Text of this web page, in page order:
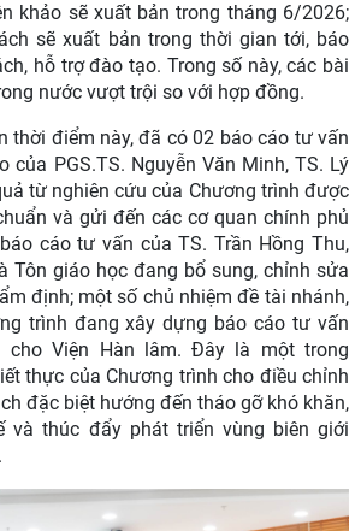
khảo sẽ xuất bản trong tháng 6/2026;
sẽ xuất bản trong thời gian tới, báo
hỗ trợ đào tạo. Trong số này, các bài
nước vượt trội so với hợp đồng.
thời điểm này, đã có 02 báo cáo tư vấn
của PGS.TS. Nguyễn Văn Minh, TS. Lý
từ nghiên cứu của Chương trình được
và gửi đến các cơ quan chính phủ
cáo tư vấn của TS. Trần Hồng Thu,
Tôn giáo học đang bổ sung, chỉnh sửa
định; một số chủ nhiệm đề tài nhánh,
trình đang xây dựng báo cáo tư vấn
cho Viện Hàn lâm. Đây là một trong
thực của Chương trình cho điều chỉnh
đặc biệt hướng đến tháo gỡ khó khăn,
và thúc đẩy phát triển vùng biên giới